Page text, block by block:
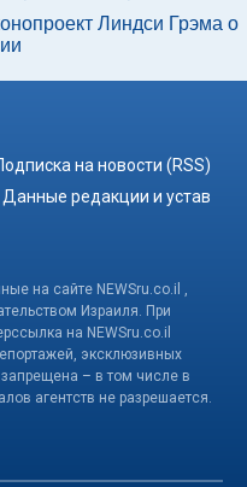
Линдси Грэма о
на новости (RSS)
Данные редакции и устав
на сайте NEWSru.co.il ,
Израиля. При
на NEWSru.co.il
эксклюзивных
– в том числе в
агентств не разрешается.